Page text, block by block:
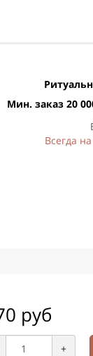
Мин. заказ 20
Всегда
руб
+